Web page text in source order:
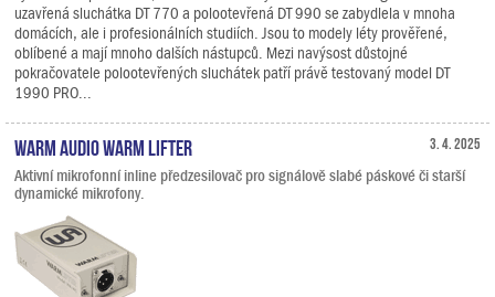
uzavřená sluchátka DT 770 a polootevřená DT 990 se zabydlela v mnoha
domácích, ale i profesionálních studiích. Jsou to modely léty prověřené,
oblíbené a mají mnoho dalších nástupců. Mezi navýsost důstojné
pokračovatele polootevřených sluchátek patří právě testovaný model DT
1990 PRO...
3. 4. 2025
Warm Audio Warm Lifter
Aktivní mikrofonní inline předzesilovač pro signálově slabé páskové či starší
dynamické mikrofony.